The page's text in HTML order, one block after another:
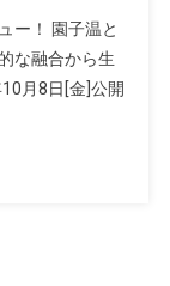
ー！ 園子温と
な融合から生
月8日[金]公開